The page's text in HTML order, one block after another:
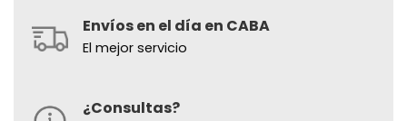
Envíos en el día en CABA
El mejor servicio
¿Consultas?